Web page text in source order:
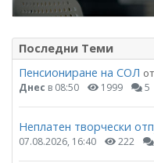
Последни Теми
Пенсиониране на СОЛ от
Днес в 08:50 1999 5
Неплатен творчески
07.08.2026, 16:40 222